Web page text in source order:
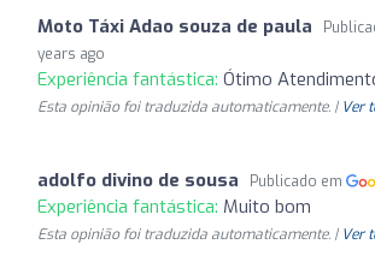
Moto Táxi Adao souza de paula
years ago
Experiência fantástica: Ótimo
Esta opinião foi traduzida automaticamente. | Ver
adolfo divino de sousa Publicado em
Experiência fantástica: Muito bom
Esta opinião foi traduzida automaticamente. | Ver